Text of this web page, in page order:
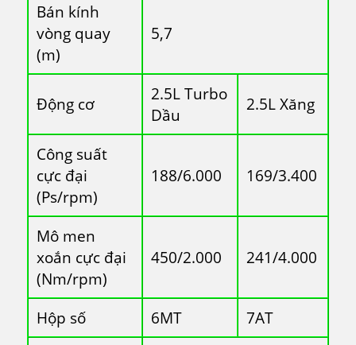
Bán kính
vòng quay
(m)
5,7
Động cơ
2.5L Turbo
Dầu
2.5L Xăng
Công suất
cực đại
(Ps/rpm)
188/6.000 169/3.400
Mô men
xoắn cực đại
(Nm/rpm)
450/2.000 241/4.000
Hộp số 6MT
7AT